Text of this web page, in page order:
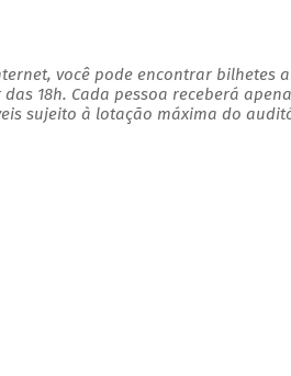
você pode encontrar bilhetes
18h. Cada pessoa receberá
sujeito à lotação máxima do